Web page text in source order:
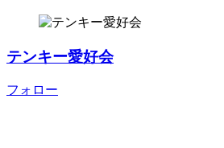
テンキー愛好会
フォロー